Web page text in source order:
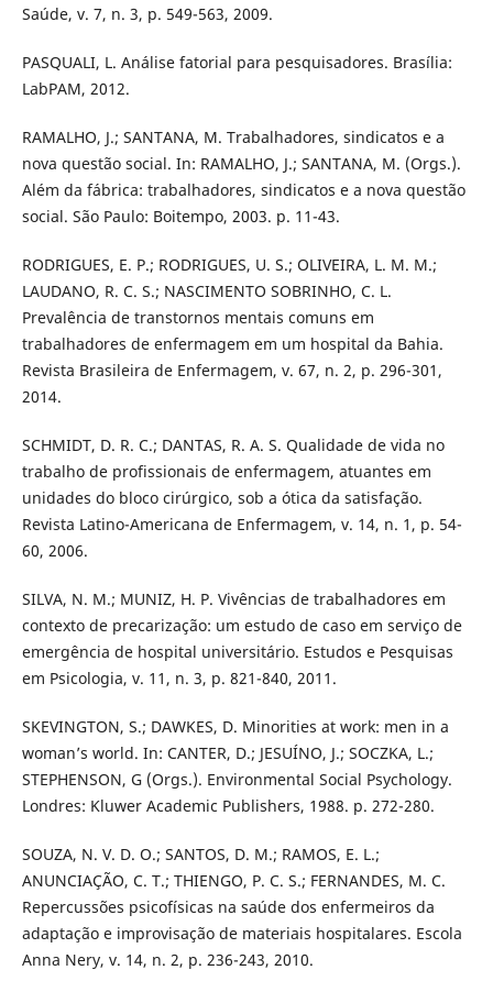
Saúde, v. 7, n. 3, p. 549-563, 2009.
PASQUALI, L. Análise fatorial para pesquisadores. Brasília:
LabPAM, 2012.
RAMALHO, J.; SANTANA, M. Trabalhadores, sindicatos e a
nova questão social. In: RAMALHO, J.; SANTANA, M. (Orgs.).
Além da fábrica: trabalhadores, sindicatos e a nova questão
social. São Paulo: Boitempo, 2003. p. 11-43.
RODRIGUES, E. P.; RODRIGUES, U. S.; OLIVEIRA, L. M. M.;
LAUDANO, R. C. S.; NASCIMENTO SOBRINHO, C. L.
Prevalência de transtornos mentais comuns em
trabalhadores de enfermagem em um hospital da Bahia.
Revista Brasileira de Enfermagem, v. 67, n. 2, p. 296-301,
2014.
SCHMIDT, D. R. C.; DANTAS, R. A. S. Qualidade de vida no
trabalho de profissionais de enfermagem, atuantes em
unidades do bloco cirúrgico, sob a ótica da satisfação.
Revista Latino-Americana de Enfermagem, v. 14, n. 1, p. 54-
60, 2006.
SILVA, N. M.; MUNIZ, H. P. Vivências de trabalhadores em
contexto de precarização: um estudo de caso em serviço de
emergência de hospital universitário. Estudos e Pesquisas
em Psicologia, v. 11, n. 3, p. 821-840, 2011.
SKEVINGTON, S.; DAWKES, D. Minorities at work: men in a
woman’s world. In: CANTER, D.; JESUÍNO, J.; SOCZKA, L.;
STEPHENSON, G (Orgs.). Environmental Social Psychology.
Londres: Kluwer Academic Publishers, 1988. p. 272-280.
SOUZA, N. V. D. O.; SANTOS, D. M.; RAMOS, E. L.;
ANUNCIAÇÃO, C. T.; THIENGO, P. C. S.; FERNANDES, M. C.
Repercussões psicofísicas na saúde dos enfermeiros da
adaptação e improvisação de materiais hospitalares. Escola
Anna Nery, v. 14, n. 2, p. 236-243, 2010.